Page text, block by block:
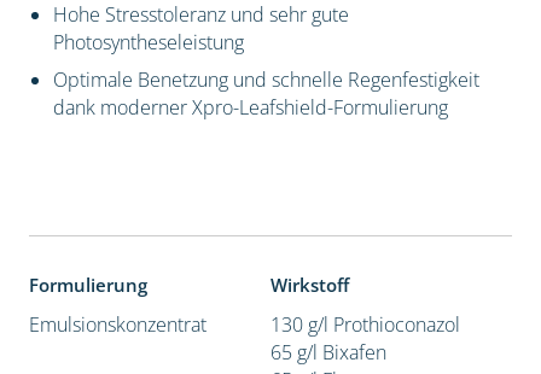
Hohe Stresstoleranz und sehr gute
Photosyntheseleistung
Optimale Benetzung und schnelle Regenfestigkeit
dank moderner Xpro-Leafshield-Formulierung
Formulierung
Emulsionskonzentrat
Wirkstoff
130 g/l Prothioconazol
65 g/l Bixafen